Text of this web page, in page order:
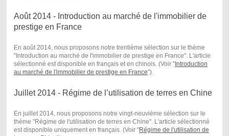
Août 2014 - Introduction au marché de l'immobilier de
prestige en France
En août 2014, nous proposons notre trentième sélection sur le thème
"Introduction au marché de l'immobilier de prestige en France". L'article
sélectionné est disponible en français et en chinois. (Voir "Introduction
au marché de l'immobilier de prestige en France") .
Juillet 2014 - Régime de l’utilisation de terres en Chine
En juillet 2014, nous proposons notre vingt-neuvième sélection sur le
thème "Régime de l'utilisation de terres en Chine". L'article sélectionné
est disponible uniquement en français. (Voir "Régime de l'utilisation de